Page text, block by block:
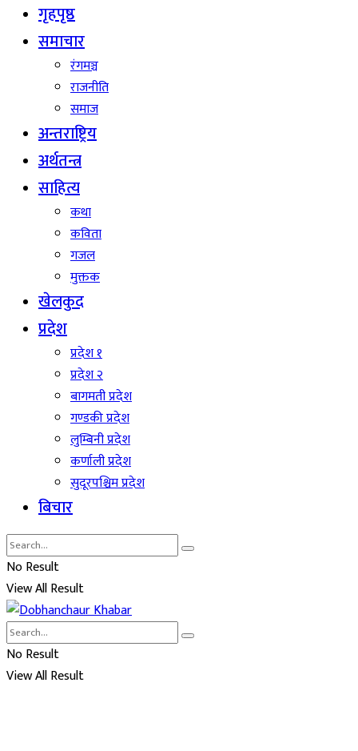
गृहपृष्ठ
समाचार
रंगमञ्च
राजनीति
समाज
अन्तराष्ट्रिय
अर्थतन्त्र
साहित्य
कथा
कविता
गजल
मुक्तक
खेलकुद
प्रदेश
प्रदेश १
प्रदेश २
बागमती प्रदेश
गण्डकी प्रदेश
लुम्बिनी प्रदेश
कर्णाली प्रदेश
सुदूरपश्चिम प्रदेश
बिचार
No Result
View All Result
No Result
View All Result